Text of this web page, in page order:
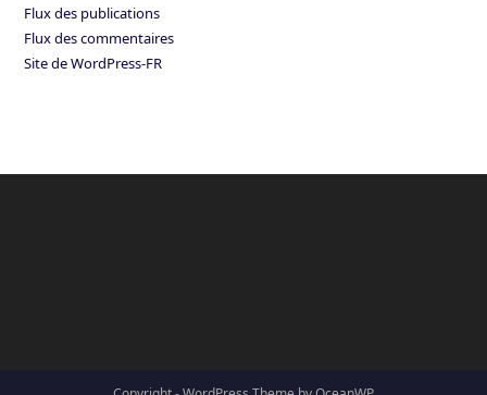
Flux des publications
Flux des commentaires
Site de WordPress-FR